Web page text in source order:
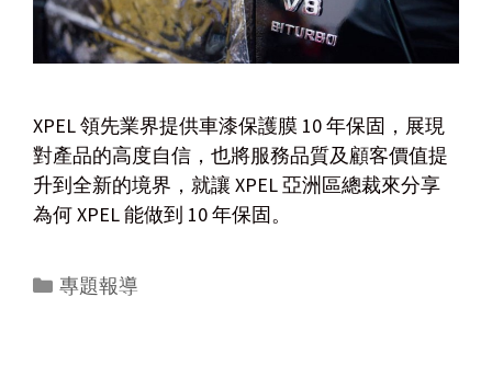
XPEL 領先業界提供車漆保護膜 10 年保固，展現
對產品的高度自信，也將服務品質及顧客價值提
升到全新的境界，就讓 XPEL 亞洲區總裁來分享
為何 XPEL 能做到 10 年保固。
專題報導